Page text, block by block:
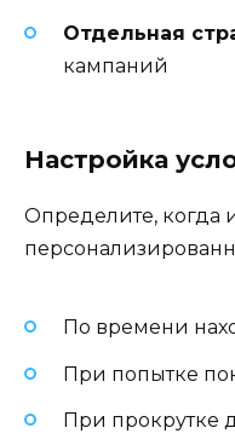
Отдельная
кампаний
Настройка
Определите, когда
По времени
При попытке
При прокрутке